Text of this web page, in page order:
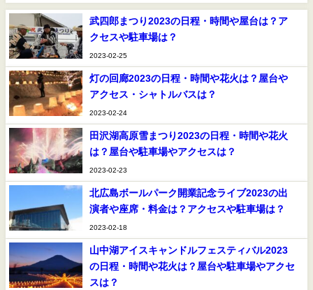
武四郎まつり2023の日程・時間や屋台は？ア
クセスや駐車場は？
2023-02-25
灯の回廊2023の日程・時間や花火は？屋台や
アクセス・シャトルバスは？
2023-02-24
田沢湖高原雪まつり2023の日程・時間や花火
は？屋台や駐車場やアクセスは？
2023-02-23
北広島ボールパーク開業記念ライブ2023の出
演者や座席・料金は？アクセスや駐車場は？
2023-02-18
山中湖アイスキャンドルフェスティバル2023
の日程・時間や花火は？屋台や駐車場やアクセ
スは？